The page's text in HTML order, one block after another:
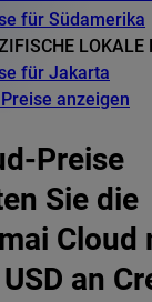
für Südamerika
LOKALE
für Jakarta
anzeigen
Preise
Sie die
Cloud
an